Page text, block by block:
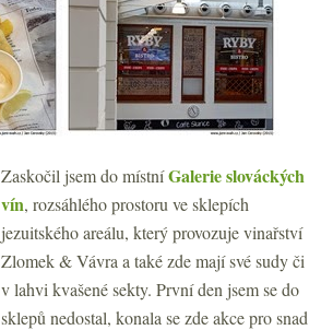
Zaskočil jsem do místníGalerie slováckých
vín, rozsáhlého prostoru ve sklepích
jezuitského areálu, který provozuje vinařství
Zlomek & Vávra a také zde mají své sudy či
v lahvi kvašené sekty. První den jsem se do
sklepů nedostal, konala se zde akce pro snad